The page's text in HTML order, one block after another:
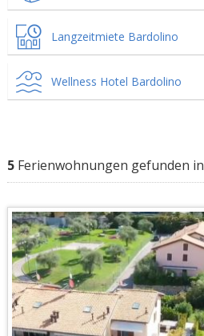
Langzeitmiete Bardolino
Wellness Hotel Bardolino
5Ferienwohnungen gefunden in